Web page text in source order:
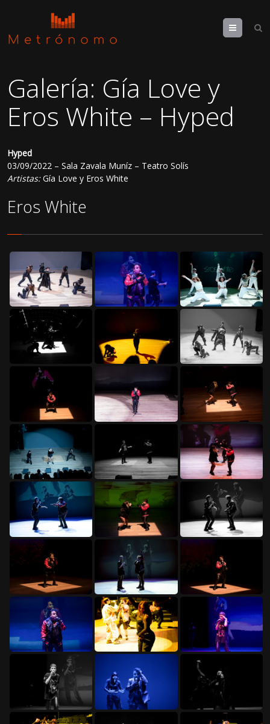
Menu
Galería: Gía Love y
Eros White – Hyped
Hyped
03/09/2022 – Sala Zavala Muníz – Teatro Solís
Artistas:Gía Love y Eros White
Eros White